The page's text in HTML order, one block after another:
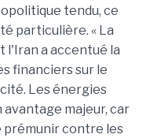
tendu, ce
particulière. « La
l'Iran a accentué la
financiers sur le
Les énergies
majeur, car
prémunir contre les